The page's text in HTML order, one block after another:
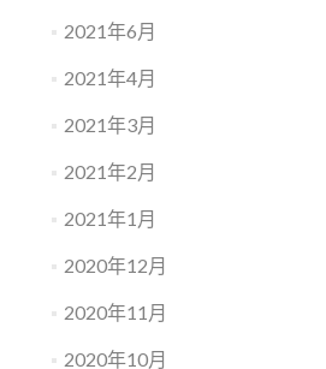
2021年6月
2021年4月
2021年3月
2021年2月
2021年1月
2020年12月
2020年11月
2020年10月